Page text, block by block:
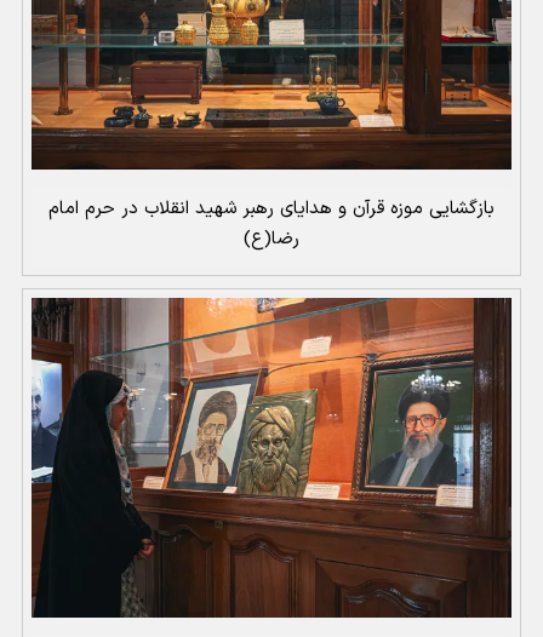
بازگشایی موزه قرآن و هدایای رهبر شهید انقلاب در حرم امام
رضا(ع)